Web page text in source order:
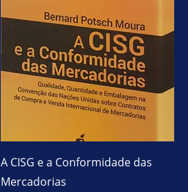
A CISG e a Conformidade das
Mercadorias